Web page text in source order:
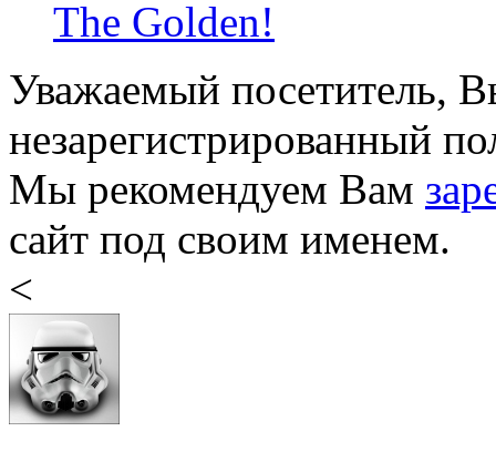
The Golden!
Уважаемый посетитель,
незарегистрированный
Мы рекомендуем Вам
сайт под своим именем.
<